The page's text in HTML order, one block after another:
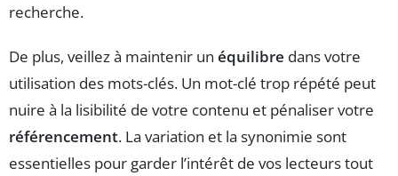
recherche.
De plus, veillez à maintenir un équilibre dans votre
utilisation des mots-clés. Un mot-clé trop répété peut
nuire à la lisibilité de votre contenu et pénaliser votre
référencement. La variation et la synonimie sont
essentielles pour garder l’intérêt de vos lecteurs tout